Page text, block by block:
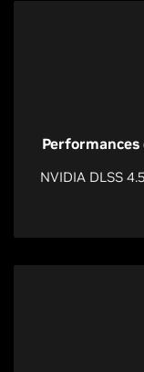
Performances
NVIDIA DLSS